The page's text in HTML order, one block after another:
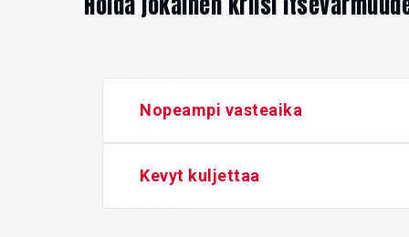
Nopeampi vasteaika
Kevyt kuljettaa